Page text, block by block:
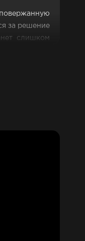
повержанную
за решение
слишком
по-другому